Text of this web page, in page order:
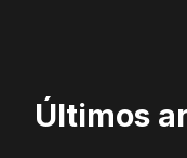
Últimos